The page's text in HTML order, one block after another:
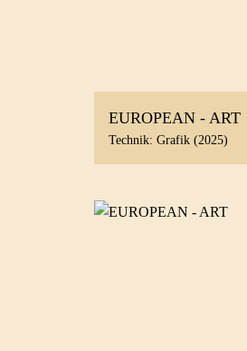
EUROPEAN - ART
Technik: Grafik (2025)